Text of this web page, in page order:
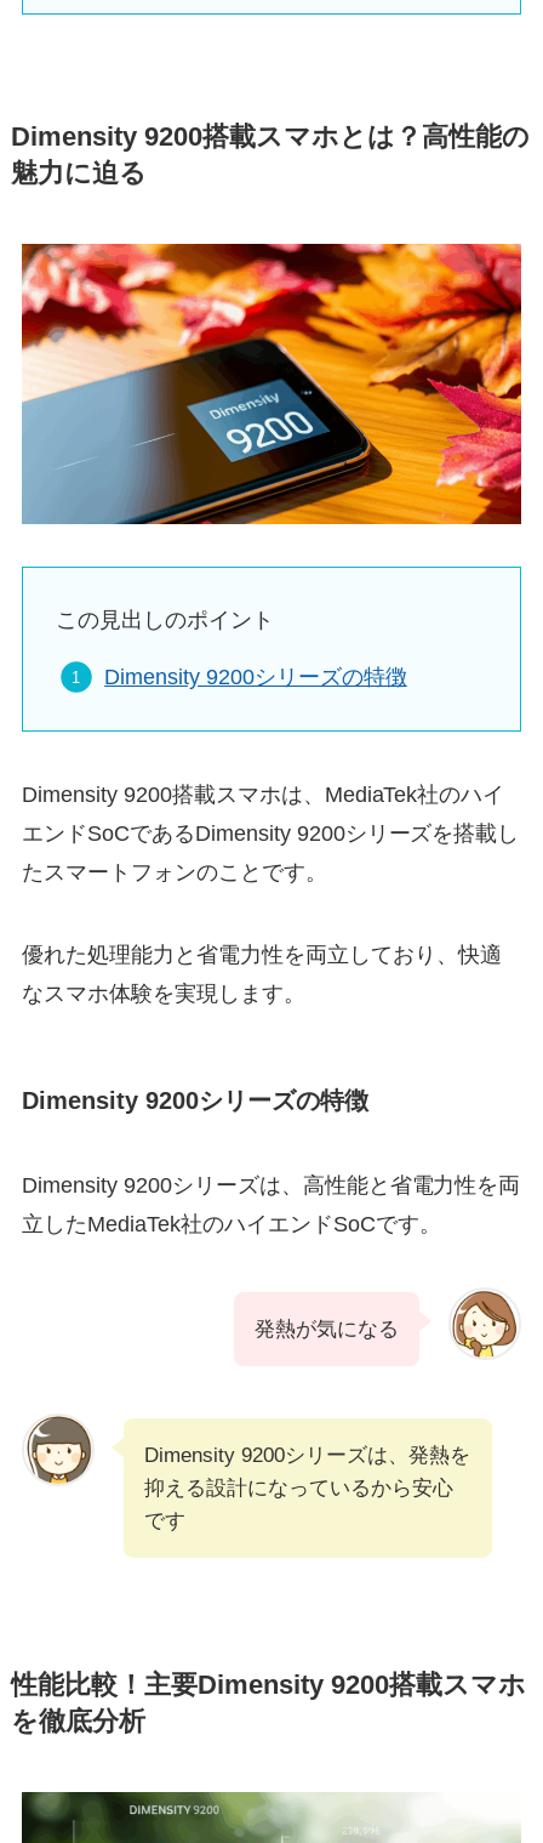
Dimensity 9200搭載スマホとは？高性能の
魅力に迫る
この見出しのポイント
Dimensity 9200シリーズの特徴
Dimensity 9200搭載スマホは、MediaTek社のハイ
エンドSoCであるDimensity 9200シリーズを搭載し
たスマートフォンのことです。
優れた処理能力と省電力性を両立しており、快適
なスマホ体験を実現します。
Dimensity 9200シリーズの特徴
Dimensity 9200シリーズは、高性能と省電力性を両
立したMediaTek社のハイエンドSoCです。
発熱が気になる
Dimensity 9200シリーズは、発熱を
抑える設計になっているから安心
です
性能比較！主要Dimensity 9200搭載スマホ
を徹底分析